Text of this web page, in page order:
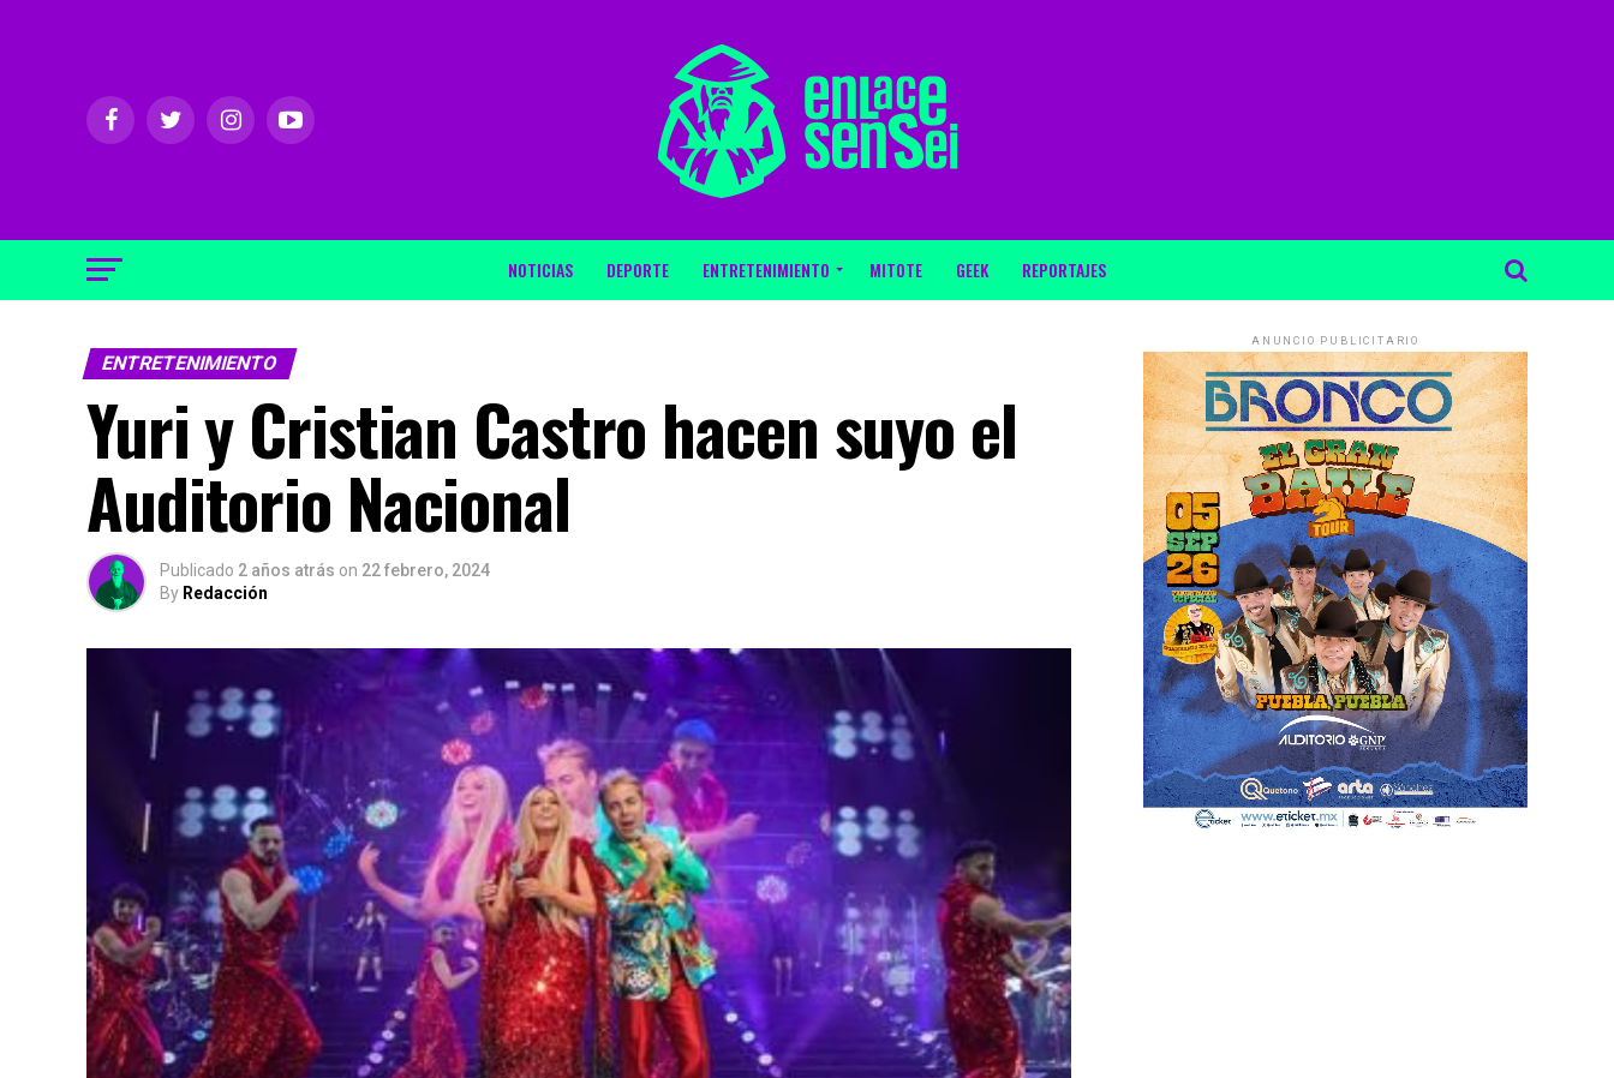
NOTICIAS DEPORTE ENTRETENIMIENTO MITOTE GEEK REPORTAJES
ENTRETENIMIENTO
Yuri y Cristian Castro hacen suyo el
Auditorio Nacional
Publicado 2 años atrás on 22 febrero, 2024
By Redacción
ANUNCIO PUBLICITARIO